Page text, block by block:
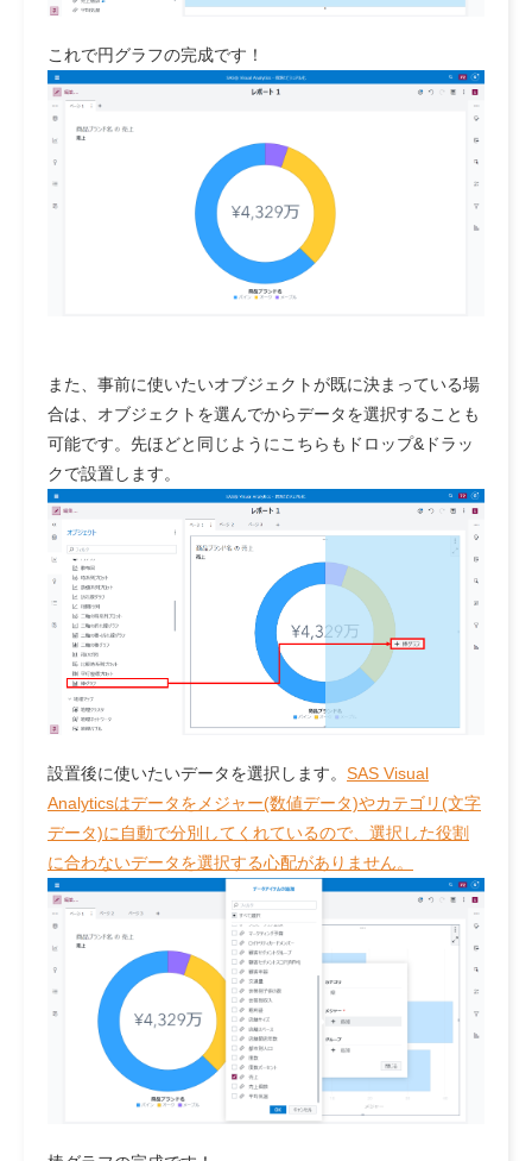
これで円グラフの完成です！
また、事前に使いたいオブジェクトが既に決まっている場
合は、オブジェクトを選んでからデータを選択することも
可能です。先ほどと同じようにこちらもドロップ&ドラッ
クで設置します。
設置後に使いたいデータを選択します。 SAS Visual
Analyticsはデータをメジャー(数値データ)やカテゴリ(文字
データ)に自動で分別してくれているので、選択した役割
に合わないデータを選択する心配がありません。